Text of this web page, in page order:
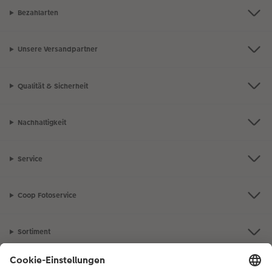
Bezahlarten
Unsere Versandpartner
Qualität & Sicherheit
Nachhaltigkeit
Service
Coop Fotoservice
Sortiment